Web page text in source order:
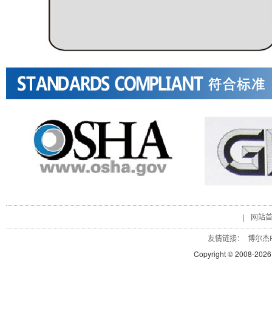
| 网站
友情链接：
博尔杰
Copyright © 2008-2026